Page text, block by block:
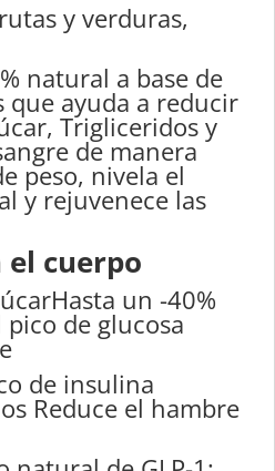
y verduras,
natural a base de
que ayuda a reducir
Trigliceridos y
de manera
peso, nivela el
y rejuvenece las
el cuerpo
un -40%
de glucosa
de insulina
Reduce el hambre